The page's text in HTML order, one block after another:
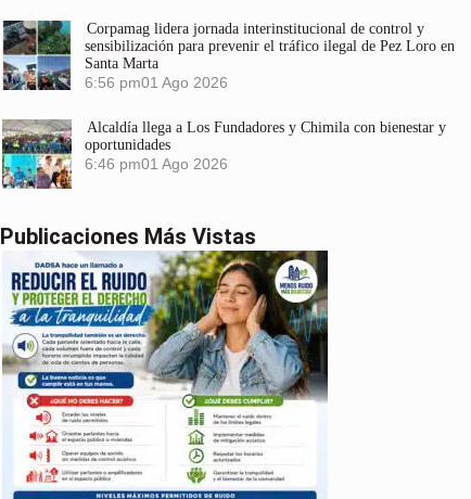
Corpamag lidera jornada interinstitucional de control y
sensibilización para prevenir el tráfico ilegal de Pez Loro en
Santa Marta
6:56 pm01 Ago 2026
Alcaldía llega a Los Fundadores y Chimila con bienestar y
oportunidades
6:46 pm01 Ago 2026
Publicaciones Más Vistas